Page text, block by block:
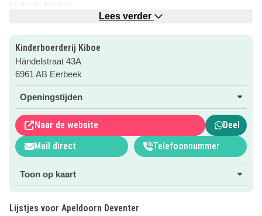
leuks te bieden.
zandbak! Meer dan genoeg voor de kleintjes!
Tip: in het winkeltje zijn eieren, appelmoes, mosterd, jam
en cadeautjes te koop.
Wil je meer weten over Kinderboerderij Kiboe in Eerbeek?
Klik dan op de roze button om naar de website te gaan.
Bekijk ook de Uitagenda
van Kidsproof Apeldoorn! Heel
handig alle leuke evenementen voor kinderen op een rijtje!
Lees verder
Kinderboerderij Kiboe
Händelstraat 43A
6961 AB Eerbeek
Openingstijden
Naar de website
Deel
Mail direct
Telefoonnummer
Toon op kaart
Lijstjes voor Apeldoorn Deventer